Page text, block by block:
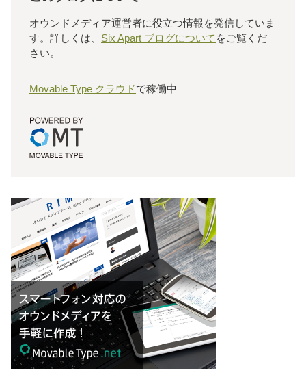
オウンドメディア運営者に役立つ情報を発信していま
す。詳しくは、 Six Apart ブログについて をご覧くだ
さい。
Movable Type クラウドで稼働中